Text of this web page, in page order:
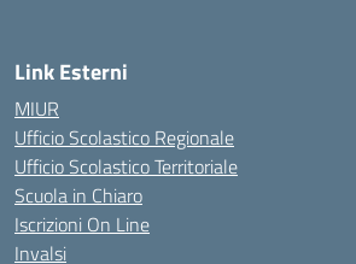
Link Esterni
MIUR
Ufficio Scolastico Regionale
Ufficio Scolastico Territoriale
Scuola in Chiaro
Iscrizioni On Line
Invalsi